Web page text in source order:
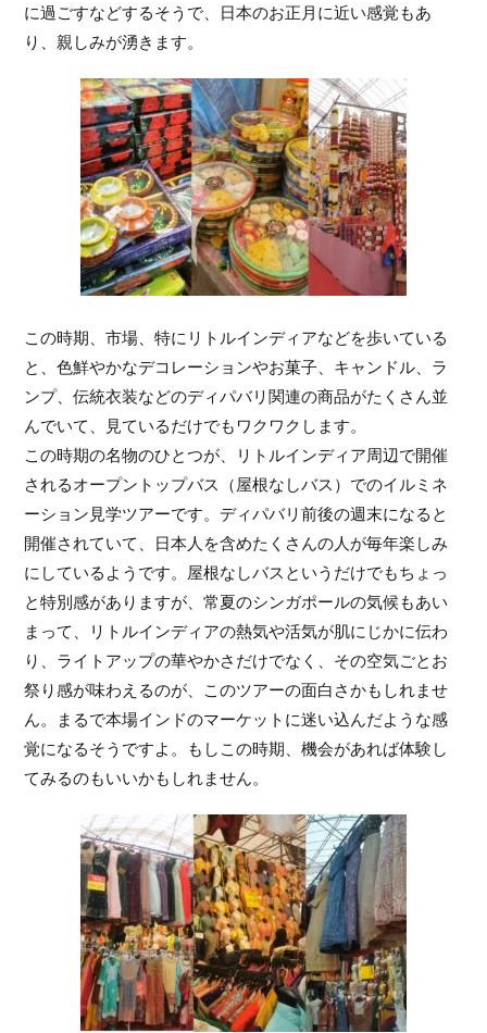
に過ごすなどするそうで、日本のお正月に近い感覚もあ
り、親しみが湧きます。
この時期、市場、特にリトルインディアなどを歩いている
と、色鮮やかなデコレーションやお菓子、キャンドル、ラ
ンプ、伝統衣装などのディパバリ関連の商品がたくさん並
んでいて、見ているだけでもワクワクします。
この時期の名物のひとつが、リトルインディア周辺で開催
されるオープントップバス（屋根なしバス）でのイルミネ
ーション見学ツアーです。ディパバリ前後の週末になると
開催されていて、日本人を含めたくさんの人が毎年楽しみ
にしているようです。屋根なしバスというだけでもちょっ
と特別感がありますが、常夏のシンガポールの気候もあい
まって、リトルインディアの熱気や活気が肌にじかに伝わ
り、ライトアップの華やかさだけでなく、その空気ごとお
祭り感が味わえるのが、このツアーの面白さかもしれませ
ん。まるで本場インドのマーケットに迷い込んだような感
覚になるそうですよ。もしこの時期、機会があれば体験し
てみるのもいいかもしれません。